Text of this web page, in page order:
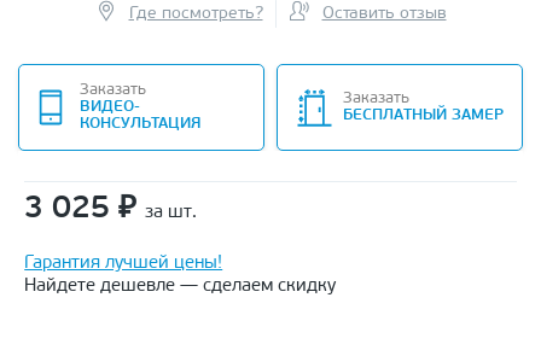
Где посмотреть? Оставить отзыв
Заказать
ВИДЕО-
КОНСУЛЬТАЦИЯ
Заказать
БЕСПЛАТНЫЙ ЗАМЕР
3 025 ₽ за шт.
Гарантия лучшей цены!
Найдете дешевле — сделаем скидку